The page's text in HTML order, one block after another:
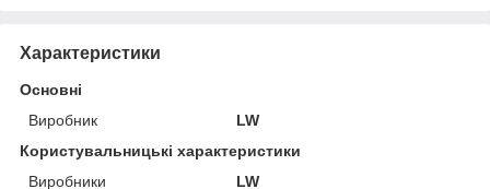
Характеристики
Основні
Виробник
LW
Користувальницькі характеристики
Виробники
LW